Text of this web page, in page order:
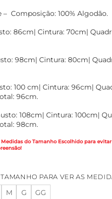
– Composição: 100% Algodão.
86cm| Cintura: 70cm|
98cm| Cintura: 80cm|
100 cm| Cintura: 96cm|
96cm.
108cm| Cintura: 100cm|
98cm.
do Tamanho Escolhido para
PARA VER AS
M G GG